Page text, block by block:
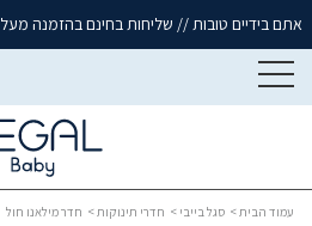
אתם בידיים טובות // שליחות בחינם בהזמנה מעל 299 ש"ח (לא כולל ריהוט ומזרנים)
עמוד הבית> סגל בייבי > חדרי תינוקות> חדר מילאנו חול